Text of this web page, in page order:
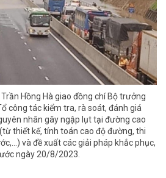
Hồng Hà giao đồng chí Bộ trưởng
công tác kiểm tra, rà soát, đánh giá
nhân gây ngập lụt tại đường cao
thiết kế, tính toán cao độ đường, thi
và đề xuất các giải pháp khắc phục,
ngày 20/8/2023.